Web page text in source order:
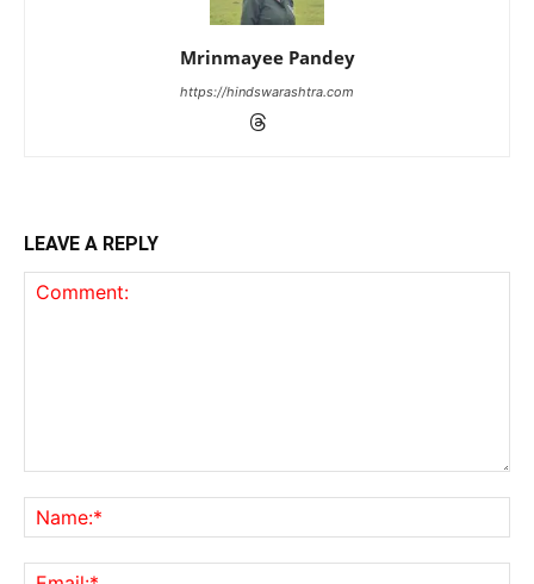
Mrinmayee Pandey
https://hindswarashtra.com
LEAVE A REPLY